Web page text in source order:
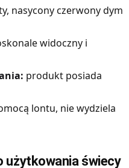
nasycony czerwony dym
widoczny i
produkt posiada
lontu, nie wydziela
użytkowania świecy